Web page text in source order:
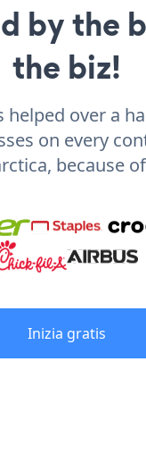
by the
the biz!
helped over a
on every
because
Inizia gratis